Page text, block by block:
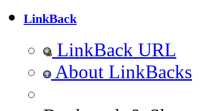
LinkBack
LinkBack URL
About LinkBacks